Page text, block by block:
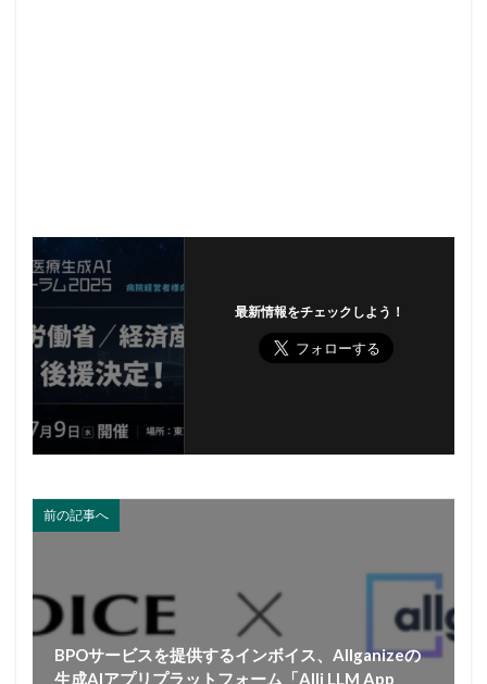
最新情報をチェックしよう！
前の記事へ
BPOサービスを提供するインボイス、Allganizeの
生成AIアプリプラットフォーム「Alli LLM App